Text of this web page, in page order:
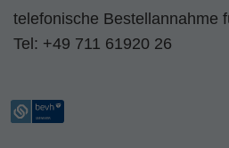
telefonische Bestellannahme
Tel: +49 711 61920 26